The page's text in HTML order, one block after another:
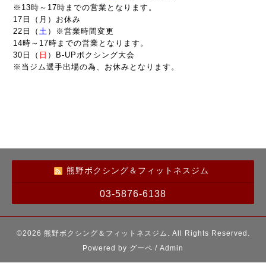
※13時～17時までの営業となります。
17日（月）お休み
22日（ 土 ）※営業時間変更
14時～17時までの営業となります。
30日（ 日 ）B-UPボクシング大会
※当ジム選手出場の為、お休みとなります。
熊野ボクシング＆フィットネスジム
03-5876-6138
©2026 熊野ボクシング＆フィットネスジム . All Rights Reserved.
Powered by グーペ / Admin